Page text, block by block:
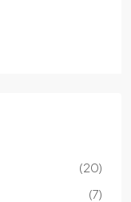
(20)
(7)